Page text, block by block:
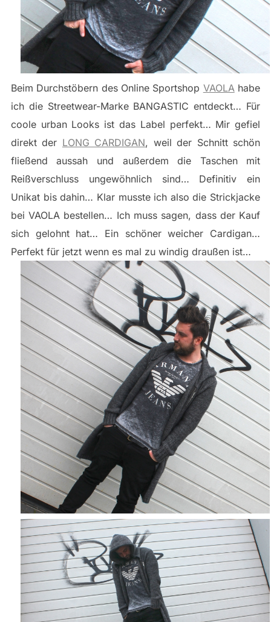
Beim Durchstöbern des Online Sportshop VAOLA habe
ich die Streetwear-Marke BANGASTIC entdeckt… Für
coole urban Looks ist das Label perfekt… Mir gefiel
direkt der LONG CARDIGAN, weil der Schnitt schön
fließend aussah und außerdem die Taschen mit
Reißverschluss ungewöhnlich sind… Definitiv ein
Unikat bis dahin… Klar musste ich also die Strickjacke
bei VAOLA bestellen… Ich muss sagen, dass der Kauf
sich gelohnt hat… Ein schöner weicher Cardigan…
Perfekt für jetzt wenn es mal zu windig draußen ist…